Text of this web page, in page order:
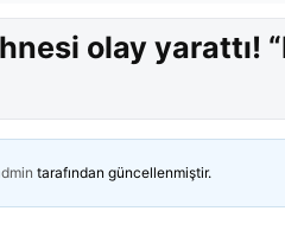
olay yarattı!
tarafından güncellenmiştir.